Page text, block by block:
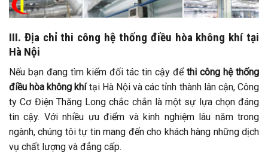
III. Địa chỉ thi công hệ thống điều hòa không khí tại
Hà Nội
Nếu bạn đang tìm kiếm đối tác tin cậy để thi công hệ thống
điều hòa không khítại Hà Nội và các tỉnh thành lân cận, Công
ty Cơ Điện Thăng Long chắc chắn là một sự lựa chọn đáng
tin cậy. Với nhiều ưu điểm và kinh nghiệm lâu năm trong
ngành, chúng tôi tự tin mang đến cho khách hàng những dịch
vụ chất lượng và đẳng cấp.